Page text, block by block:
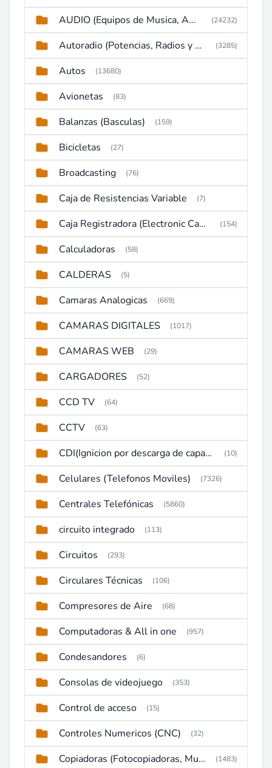
AUDIO (Equipos de Musica, Amplificadores, Reproductores, Etc) (24232)
Autoradio (Potencias, Radios y DVD) (3285)
Autos (13680)
Avionetas (83)
Balanzas (Basculas) (159)
Bicicletas (27)
Broadcasting (76)
Caja de Resistencias Variable (7)
Caja Registradora (Electronic Cash Register) (154)
Calculadoras (58)
CALDERAS (5)
Camaras Analogicas (669)
CAMARAS DIGITALES (1017)
CAMARAS WEB (29)
CARGADORES (52)
CCD TV (64)
CCTV (63)
CDI(Ignicion por descarga de capacitor) (10)
Celulares (Telefonos Moviles) (7326)
Centrales Telefónicas (5860)
circuito integrado (113)
Circuitos (293)
Circulares Técnicas (106)
Compresores de Aire (68)
Computadoras & All in one (957)
Condesandores (6)
Consolas de videojuego (353)
Control de acceso (15)
Controles Numericos (CNC) (32)
Copiadoras (Fotocopiadoras, Multifunctions, Ploter, etc) (1483)